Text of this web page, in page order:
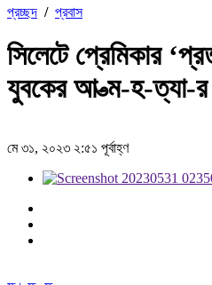
প্রচ্ছদ / প্রবাস
সিলেটে প্রেমিকার
যুবকের আ-ত্ম-হ-ত্যা-র
মে ৩১, ২০২৩ ২:৫১ পূর্বাহ্ণ